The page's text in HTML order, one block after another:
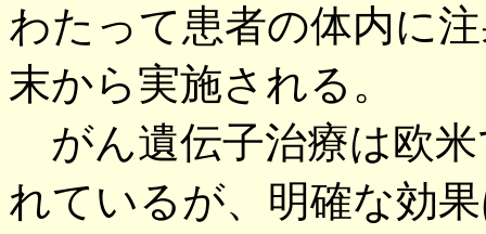
わたって患者の体内に
末から実施される。
がん遺伝子治療は欧米
れているが、明確な効